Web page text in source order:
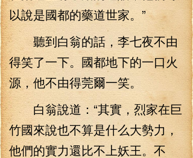
以說是國都的藥道世家。”
聽到白翁的話，李七夜不由
得笑了一下。國都地下的一口火
源，他不由得莞爾一笑。
白翁說道：“其實，烈家在巨
竹國來說也不算是什么大勢力，
他們的實力還比不上妖王。不